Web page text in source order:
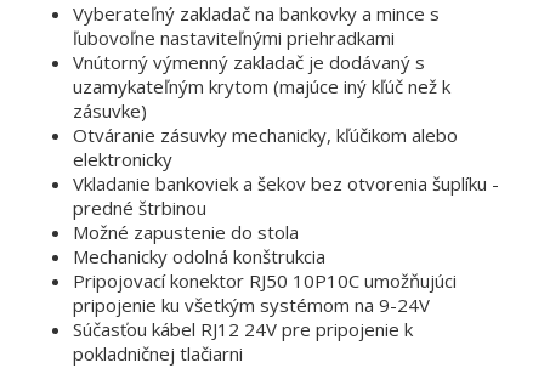
Vyberateľný zakladač na bankovky a mince s
ľubovoľne nastaviteľnými priehradkami
Vnútorný výmenný zakladač je dodávaný s
uzamykateľným krytom (majúce iný kľúč než k
zásuvke)
Otváranie zásuvky mechanicky, kľúčikom alebo
elektronicky
Vkladanie bankoviek a šekov bez otvorenia šuplíku -
predné štrbinou
Možné zapustenie do stola
Mechanicky odolná konštrukcia
Pripojovací konektor RJ50 10P10C umožňujúci
pripojenie ku všetkým systémom na 9-24V
Súčasťou kábel RJ12 24V pre pripojenie k
pokladničnej tlačiarni